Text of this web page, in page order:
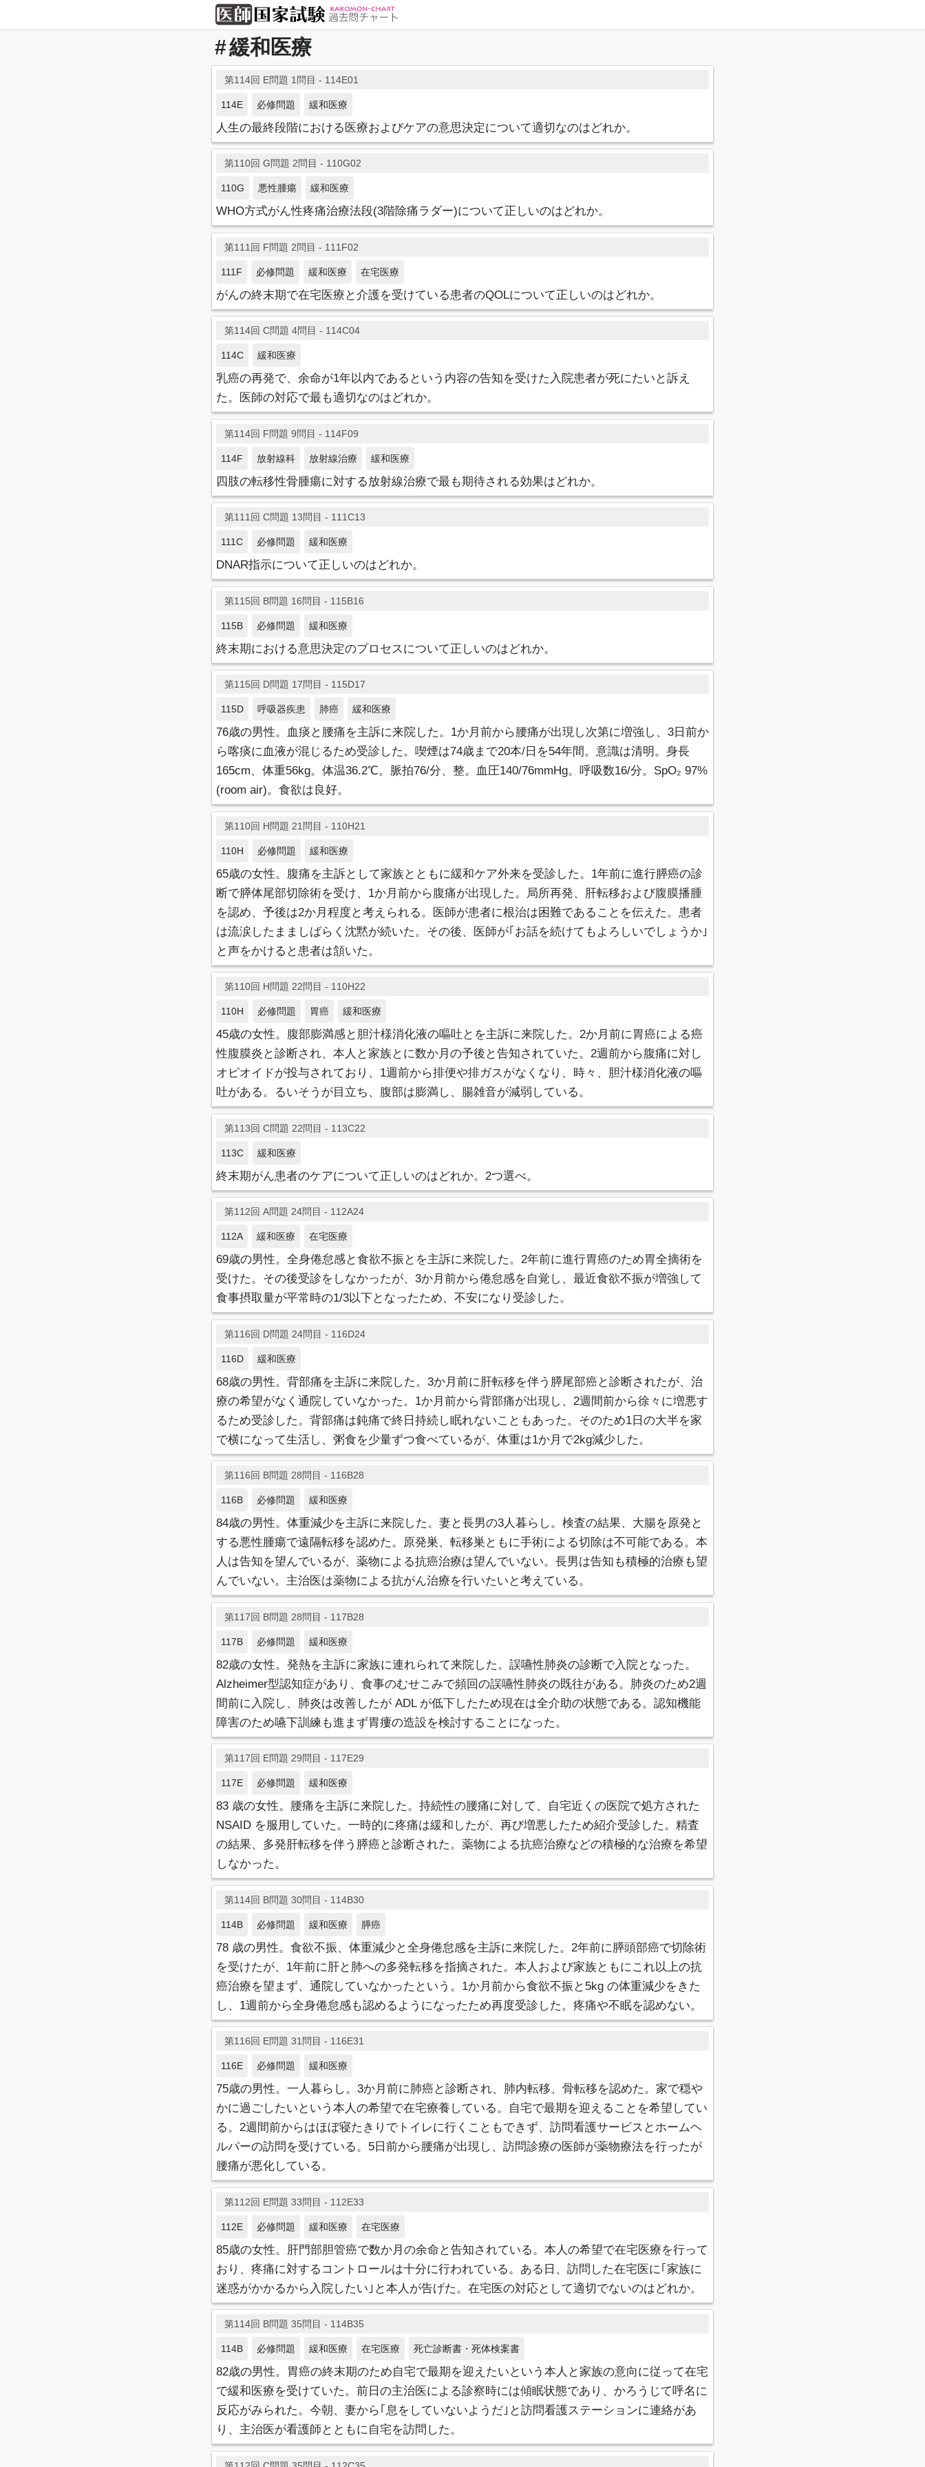
緩和医療
第114回 E問題 1問目 - 114E01
114E 必修問題 緩和医療
人生の最終段階における医療およびケアの意思決定について適切なのはどれか。
第110回 G問題 2問目 - 110G02
110G 悪性腫瘍 緩和医療
WHO方式がん性疼痛治療法段(3階除痛ラダー)について正しいのはどれか。
第111回 F問題 2問目 - 111F02
111F 必修問題 緩和医療 在宅医療
がんの終末期で在宅医療と介護を受けている患者のQOLについて正しいのはどれか。
第114回 C問題 4問目 - 114C04
114C 緩和医療
乳癌の再発で、余命が1年以内であるという内容の告知を受けた入院患者が死にたいと訴え
た。医師の対応で最も適切なのはどれか。
第114回 F問題 9問目 - 114F09
114F 放射線科 放射線治療 緩和医療
四肢の転移性骨腫瘍に対する放射線治療で最も期待される効果はどれか。
第111回 C問題 13問目 - 111C13
111C 必修問題 緩和医療
DNAR指示について正しいのはどれか。
第115回 B問題 16問目 - 115B16
115B 必修問題 緩和医療
終末期における意思決定のプロセスについて正しいのはどれか。
第115回 D問題 17問目 - 115D17
115D 呼吸器疾患 肺癌 緩和医療
76歳の男性。血痰と腰痛を主訴に来院した。1か月前から腰痛が出現し次第に増強し、3日前か
ら喀痰に血液が混じるため受診した。喫煙は74歳まで20本/日を54年間。意識は清明。身長
165cm、体重56kg。体温36.2℃。脈拍76/分、整。血圧140/76mmHg。呼吸数16/分。SpO₂ 97%
(room air)。食欲は良好。
第110回 H問題 21問目 - 110H21
110H 必修問題 緩和医療
65歳の女性。腹痛を主訴として家族とともに緩和ケア外来を受診した。1年前に進行膵癌の診
断で膵体尾部切除術を受け、1か月前から腹痛が出現した。局所再発、肝転移および腹膜播腫
を認め、予後は2か月程度と考えられる。医師が患者に根治は困難であることを伝えた。患者
は流涙したまましばらく沈黙が続いた。その後、医師が｢お話を続けてもよろしいでしょうか｣
と声をかけると患者は頷いた。
第110回 H問題 22問目 - 110H22
110H 必修問題 胃癌 緩和医療
45歳の女性。腹部膨満感と胆汁様消化液の嘔吐とを主訴に来院した。2か月前に胃癌による癌
性腹膜炎と診断され、本人と家族とに数か月の予後と告知されていた。2週前から腹痛に対し
オピオイドが投与されており、1週前から排便や排ガスがなくなり、時々、胆汁様消化液の嘔
吐がある。るいそうが目立ち、腹部は膨満し、腸雑音が減弱している。
第113回 C問題 22問目 - 113C22
113C 緩和医療
終末期がん患者のケアについて正しいのはどれか。2つ選べ。
第112回 A問題 24問目 - 112A24
112A 緩和医療 在宅医療
69歳の男性。全身倦怠感と食欲不振とを主訴に来院した。2年前に進行胃癌のため胃全摘術を
受けた。その後受診をしなかったが、3か月前から倦怠感を自覚し、最近食欲不振が増強して
食事摂取量が平常時の1/3以下となったため、不安になり受診した。
第116回 D問題 24問目 - 116D24
116D 緩和医療
68歳の男性。背部痛を主訴に来院した。3か月前に肝転移を伴う膵尾部癌と診断されたが、治
療の希望がなく通院していなかった。1か月前から背部痛が出現し、2週間前から徐々に増悪す
るため受診した。背部痛は鈍痛で終日持続し眠れないこともあった。そのため1日の大半を家
で横になって生活し、粥食を少量ずつ食べているが、体重は1か月で2kg減少した。
第116回 B問題 28問目 - 116B28
116B 必修問題 緩和医療
84歳の男性。体重減少を主訴に来院した。妻と長男の3人暮らし。検査の結果、大腸を原発と
する悪性腫瘍で遠隔転移を認めた。原発巣、転移巣ともに手術による切除は不可能である。本
人は告知を望んでいるが、薬物による抗癌治療は望んでいない。長男は告知も積極的治療も望
んでいない。主治医は薬物による抗がん治療を行いたいと考えている。
第117回 B問題 28問目 - 117B28
117B 必修問題 緩和医療
82歳の女性。発熱を主訴に家族に連れられて来院した。誤嚥性肺炎の診断で入院となった。
Alzheimer型認知症があり、食事のむせこみで頻回の誤嚥性肺炎の既往がある。肺炎のため2週
間前に入院し、肺炎は改善したが ADL が低下したため現在は全介助の状態である。認知機能
障害のため嚥下訓練も進まず胃瘻の造設を検討することになった。
第117回 E問題 29問目 - 117E29
117E 必修問題 緩和医療
83 歳の女性。腰痛を主訴に来院した。持続性の腰痛に対して、自宅近くの医院で処方された
NSAID を服用していた。一時的に疼痛は緩和したが、再び増悪したため紹介受診した。精査
の結果、多発肝転移を伴う膵癌と診断された。薬物による抗癌治療などの積極的な治療を希望
しなかった。
第114回 B問題 30問目 - 114B30
114B 必修問題 緩和医療 膵癌
78 歳の男性。食欲不振、体重減少と全身倦怠感を主訴に来院した。2年前に膵頭部癌で切除術
を受けたが、1年前に肝と肺への多発転移を指摘された。本人および家族ともにこれ以上の抗
癌治療を望まず、通院していなかったという。1か月前から食欲不振と5kg の体重減少をきた
し、1週前から全身倦怠感も認めるようになったため再度受診した。疼痛や不眠を認めない。
第116回 E問題 31問目 - 116E31
116E 必修問題 緩和医療
75歳の男性。一人暮らし。3か月前に肺癌と診断され、肺内転移、骨転移を認めた。家で穏や
かに過ごしたいという本人の希望で在宅療養している。自宅で最期を迎えることを希望してい
る。2週間前からはほぼ寝たきりでトイレに行くこともできず、訪問看護サービスとホームヘ
ルパーの訪問を受けている。5日前から腰痛が出現し、訪問診療の医師が薬物療法を行ったが
腰痛が悪化している。
第112回 E問題 33問目 - 112E33
112E 必修問題 緩和医療 在宅医療
85歳の女性。肝門部胆管癌で数か月の余命と告知されている。本人の希望で在宅医療を行って
おり、疼痛に対するコントロールは十分に行われている。ある日、訪問した在宅医に｢家族に
迷惑がかかるから入院したい｣と本人が告げた。在宅医の対応として適切でないのはどれか。​
第114回 B問題 35問目 - 114B35
114B 必修問題 緩和医療 在宅医療 死亡診断書・死体検案書
82歳の男性。胃癌の終末期のため自宅で最期を迎えたいという本人と家族の意向に従って在宅
で緩和医療を受けていた。前日の主治医による診察時には傾眠状態であり、かろうじて呼名に
反応がみられた。今朝、妻から｢息をしていないようだ｣と訪問看護ステーションに連絡があ
り、主治医が看護師とともに自宅を訪問した。